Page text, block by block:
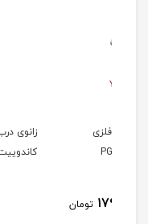
زانوی درب دار فلزی
کاندوییت سایز PG16